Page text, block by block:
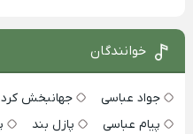
خوانندگان
جواد عباسی جهانبخش کرد
پیام عباسی
پازل بند